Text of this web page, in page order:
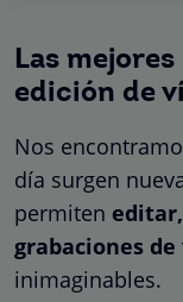
Las
edición de
Nos
día surgen
permiten
grabaciones
inimaginables.